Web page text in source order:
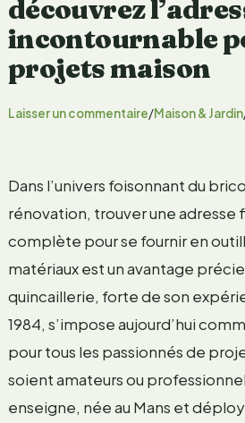
découvrez
incontournable
projets maison
Laisser un commentaire/Maison & Jardin
Dans l’univers foisonnant du
rénovation, trouver une adresse
complète pour se fournir en
matériaux est un avantage
quincaillerie, forte de son
1984, s’impose aujourd’hui
pour tous les passionnés de
soient amateurs ou
enseigne, née au Mans et